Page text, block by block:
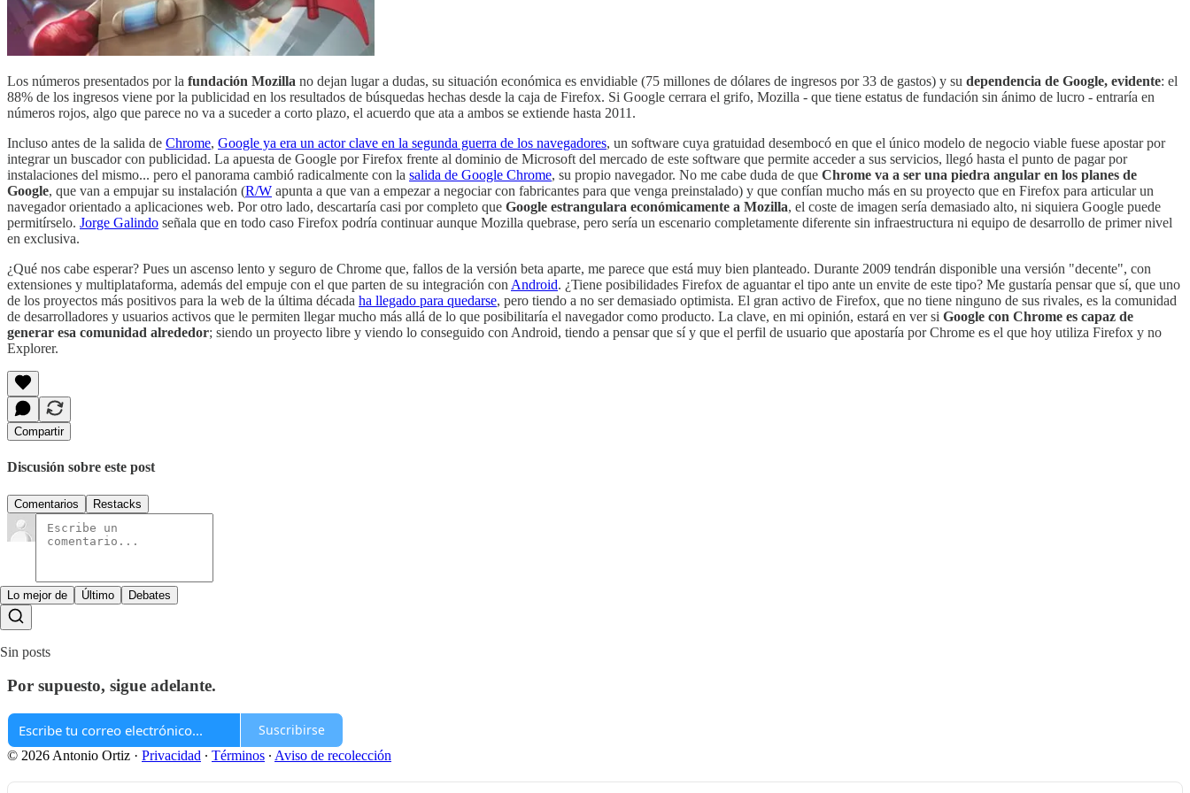
Los números presentados por la fundación Mozilla no dejan lugar a dudas, su situación económica es envidiable (75 millones de dólares de ingresos por 33 de gastos) y su dependencia de Google, evidente: el
88% de los ingresos viene por la publicidad en los resultados de búsquedas hechas desde la caja de Firefox. Si Google cerrara el grifo, Mozilla - que tiene estatus de fundación sin ánimo de lucro - entraría en
números rojos, algo que parece no va a suceder a corto plazo, el acuerdo que ata a ambos se extiende hasta 2011.
Incluso antes de la salida de Chrome, Google ya era un actor clave en la segunda guerra de los navegadores, un software cuya gratuidad desembocó en que el único modelo de negocio viable fuese apostar por
integrar un buscador con publicidad. La apuesta de Google por Firefox frente al dominio de Microsoft del mercado de este software que permite acceder a sus servicios, llegó hasta el punto de pagar por
instalaciones del mismo... pero el panorama cambió radicalmente con la salida de Google Chrome, su propio navegador. No me cabe duda de que Chrome va a ser una piedra angular en los planes de
Google, que van a empujar su instalación (R/W apunta a que van a empezar a negociar con fabricantes para que venga preinstalado) y que confían mucho más en su proyecto que en Firefox para articular un
navegador orientado a aplicaciones web. Por otro lado, descartaría casi por completo que Google estrangulara económicamente a Mozilla, el coste de imagen sería demasiado alto, ni siquiera Google puede
permitírselo. Jorge Galindo señala que en todo caso Firefox podría continuar aunque Mozilla quebrase, pero sería un escenario completamente diferente sin infraestructura ni equipo de desarrollo de primer nivel
en exclusiva.
¿Qué nos cabe esperar? Pues un ascenso lento y seguro de Chrome que, fallos de la versión beta aparte, me parece que está muy bien planteado. Durante 2009 tendrán disponible una versión "decente", con
extensiones y multiplataforma, además del empuje con el que parten de su integración con Android. ¿Tiene posibilidades Firefox de aguantar el tipo ante un envite de este tipo? Me gustaría pensar que sí, que uno
de los proyectos más positivos para la web de la última década ha llegado para quedarse, pero tiendo a no ser demasiado optimista. El gran activo de Firefox, que no tiene ninguno de sus rivales, es la comunidad
de desarrolladores y usuarios activos que le permiten llegar mucho más allá de lo que posibilitaría el navegador como producto. La clave, en mi opinión, estará en ver si Google con Chrome es capaz de
generar esa comunidad alrededor; siendo un proyecto libre y viendo lo conseguido con Android, tiendo a pensar que sí y que el perfil de usuario que apostaría por Chrome es el que hoy utiliza Firefox y no
Explorer.
Compartir
Discusión sobre este post
Comentarios Restacks
Lo mejor de Último Debates
Sin posts
Por supuesto, sigue adelante.
Suscribirse
© 2026 Antonio Ortiz · Privacidad ∙ Términos ∙ Aviso de recolección